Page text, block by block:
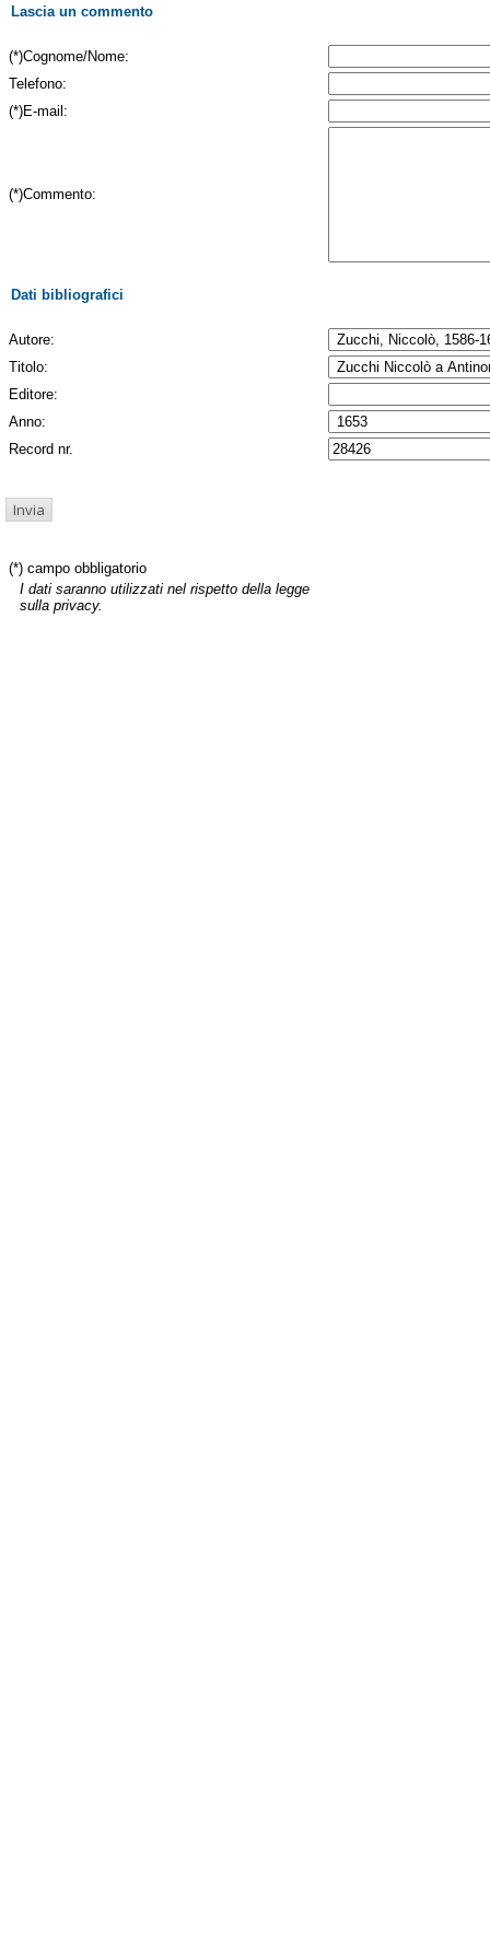
Lascia un commento
(*)Cognome/Nome:
Telefono:
(*)E-mail:
(*)Commento:
Dati bibliografici
Autore:
Titolo:
Editore:
Anno:
Record nr.
(*) campo obbligatorio
I dati saranno utilizzati nel rispetto della legge
sulla privacy.